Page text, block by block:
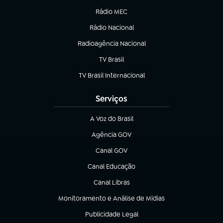
Rádio MEC
Rádio Nacional
(abre em nova aba)
Radioagência Nacional
(abre em nova aba)
TV Brasil
(abre em nova aba)
TV Brasil Internacional
(abre em nova aba)
Serviços
A Voz do Brasil
(abre em nova aba)
Agência GOV
(abre em nova aba)
Canal GOV
(abre em nova aba)
Canal Educação
(abre em nova aba)
Canal Libras
(abre em nova aba)
Monitoramento e Análise de Mídias
(abre em nova aba)
Publicidade Legal
(abre em nova aba)